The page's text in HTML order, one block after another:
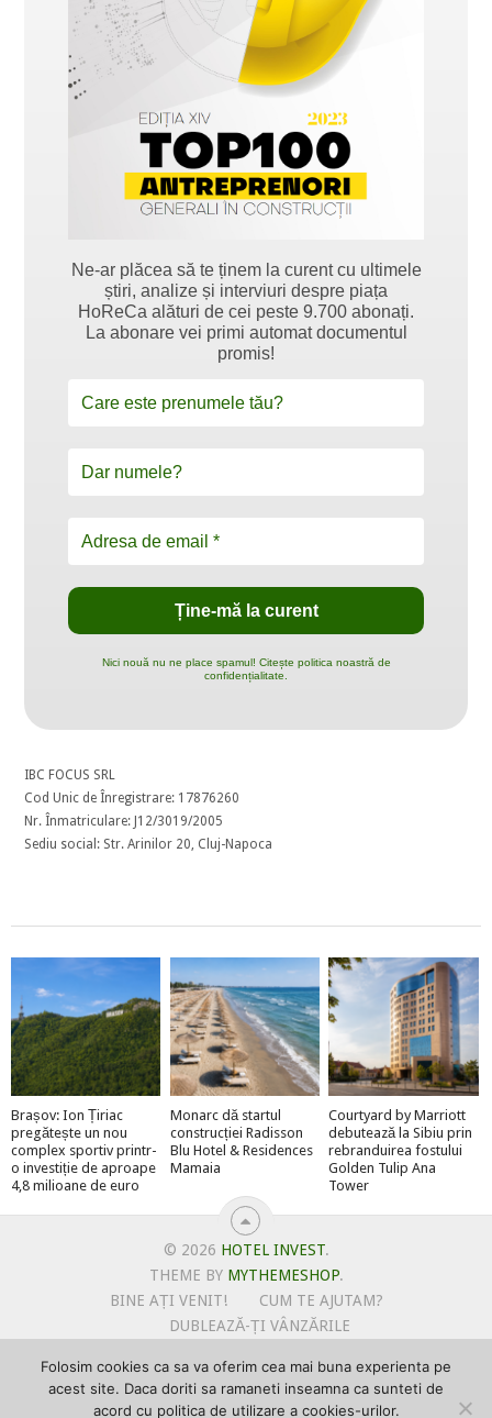
Ne-ar plăcea să te ținem la curent cu ultimele
știri, analize și interviuri despre piața
HoReCa alături de cei peste 9.700 abonați.
La abonare vei primi automat documentul
promis!
Nici nouă nu ne place spamul! Citește politica noastră de
confidențialitate.
IBC FOCUS SRL
Cod Unic de Înregistrare: 17876260
Nr. Înmatriculare: J12/3019/2005
Sediu social: Str. Arinilor 20, Cluj-Napoca
Brașov: Ion Țiriac
pregătește un nou
complex sportiv printr-
o investiție de aproape
4,8 milioane de euro
Monarc dă startul
construcției Radisson
Blu Hotel & Residences
Mamaia
Courtyard by Marriott
debutează la Sibiu prin
rebranduirea fostului
Golden Tulip Ana
Tower
© 2026 HOTEL INVEST.
THEME BY MYTHEMESHOP.
BINE AȚI VENIT!
CUM TE AJUTAM?
DUBLEAZĂ-ȚI VÂNZĂRILE
POLITICA DE UTILIZARE COOKIE-URI
PRIMEȘTI GRATUIT MEGA-CADOURI LA ABONARE
Folosim cookies ca sa va oferim cea mai buna experienta pe
acest site. Daca doriti sa ramaneti inseamna ca sunteti de
acord cu politica de utilizare a cookies-urilor.